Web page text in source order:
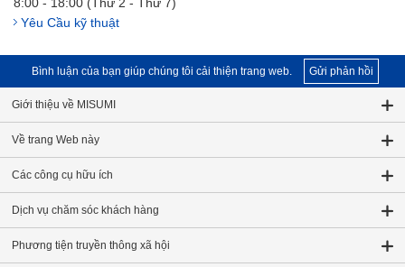
Yêu Cầu kỹ thuật
Bình luận của bạn giúp chúng tôi cải thiện trang web. Gửi phản hồi
Giới thiệu về MISUMI
Về trang Web này
Các công cụ hữu ích
Dịch vụ chăm sóc khách hàng
Phương tiện truyền thông xã hội